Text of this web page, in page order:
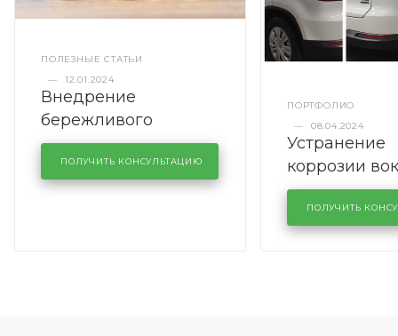
ПОЛЕЗНЫЕ СТАТЬИ
—
12.01.2024
Внедрение
бережливого
производства в
кузовном сервисе
KUTUZOVV
ПОЛУЧИТЬ КОНСУЛЬТАЦИЮ
ПОРТФОЛИО
—
08.04.2024
Устранение
коррозии
лобового
районе
Volkswagen
ПОЛУЧИТЬ